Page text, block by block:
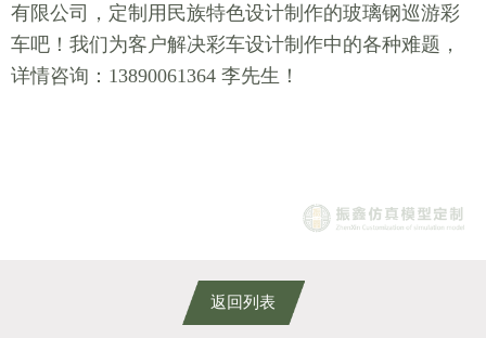
有限公司，定制用民族特色设计制作的玻璃钢巡游彩
车吧！我们为客户解决彩车设计制作中的各种难题，
详情咨询：13890061364 李先生！
返回列表